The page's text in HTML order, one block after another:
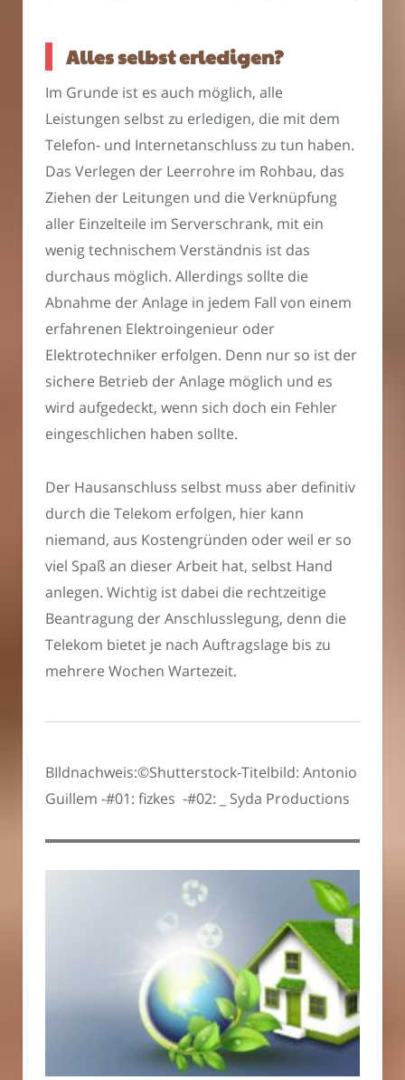
Alles selbst erledigen?
Im Grunde ist es auch möglich, alle
Leistungen selbst zu erledigen, die mit dem
Telefon- und Internetanschluss zu tun haben.
Das Verlegen der Leerrohre im Rohbau, das
Ziehen der Leitungen und die Verknüpfung
aller Einzelteile im Serverschrank, mit ein
wenig technischem Verständnis ist das
durchaus möglich. Allerdings sollte die
Abnahme der Anlage in jedem Fall von einem
erfahrenen Elektroingenieur oder
Elektrotechniker erfolgen. Denn nur so ist der
sichere Betrieb der Anlage möglich und es
wird aufgedeckt, wenn sich doch ein Fehler
eingeschlichen haben sollte.
Der Hausanschluss selbst muss aber definitiv
durch die Telekom erfolgen, hier kann
niemand, aus Kostengründen oder weil er so
viel Spaß an dieser Arbeit hat, selbst Hand
anlegen. Wichtig ist dabei die rechtzeitige
Beantragung der Anschlusslegung, denn die
Telekom bietet je nach Auftragslage bis zu
mehrere Wochen Wartezeit.
BIldnachweis:©Shutterstock-Titelbild: Antonio
Guillem -#01: fizkes -#02: _ Syda Productions